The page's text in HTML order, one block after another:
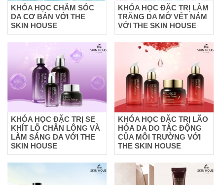
KHÓA HỌC CHĂM SÓC
DA CƠ BẢN VỚI THE
SKIN HOUSE
KHÓA HỌC ĐẶC TRỊ LÀM
TRẮNG DA MỜ VẾT NÁM
VỚI THE SKIN HOUSE
KHÓA HỌC ĐẶC TRỊ SE
KHÍT LỖ CHÂN LÔNG VÀ
LÀM SÁNG DA VỚI THE
SKIN HOUSE
KHÓA HỌC ĐẶC TRỊ LÃO
HÓA DA DO TÁC ĐỘNG
CỦA MÔI TRƯỜNG VỚI
THE SKIN HOUSE